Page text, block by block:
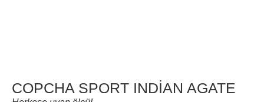
COPCHA SPORT INDIAN AGATE